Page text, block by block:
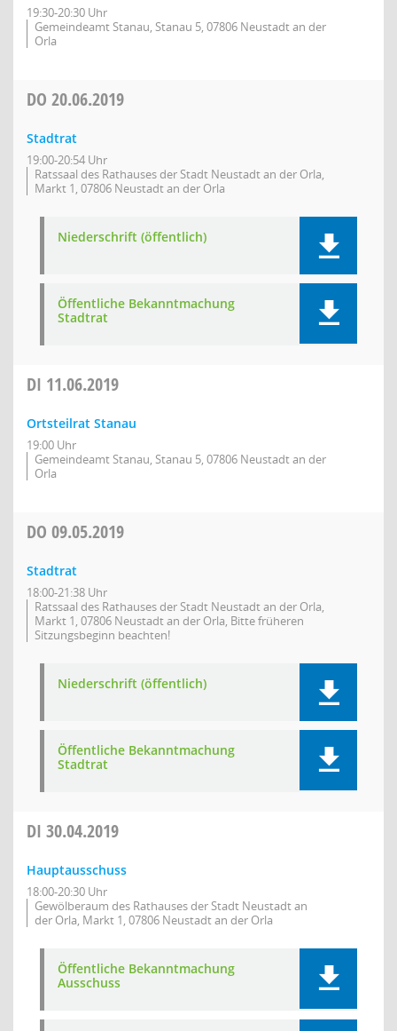
19:30-20:30 Uhr
Gemeindeamt Stanau, Stanau 5, 07806 Neustadt an der
Orla
DO 20.06.2019
Stadtrat
19:00-20:54 Uhr
Ratssaal des Rathauses der Stadt Neustadt an der Orla,
Markt 1, 07806 Neustadt an der Orla
Niederschrift (öffentlich)
Öffentliche Bekanntmachung
Stadtrat
DI 11.06.2019
Ortsteilrat Stanau
19:00 Uhr
Gemeindeamt Stanau, Stanau 5, 07806 Neustadt an der
Orla
DO 09.05.2019
Stadtrat
18:00-21:38 Uhr
Ratssaal des Rathauses der Stadt Neustadt an der Orla,
Markt 1, 07806 Neustadt an der Orla, Bitte früheren
Sitzungsbeginn beachten!
Niederschrift (öffentlich)
Öffentliche Bekanntmachung
Stadtrat
DI 30.04.2019
Hauptausschuss
18:00-20:30 Uhr
Gewölberaum des Rathauses der Stadt Neustadt an
der Orla, Markt 1, 07806 Neustadt an der Orla
Öffentliche Bekanntmachung
Ausschuss